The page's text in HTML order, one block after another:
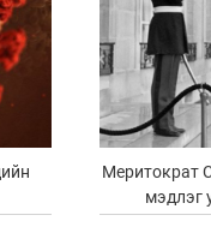
Меритократ
мэдлэг